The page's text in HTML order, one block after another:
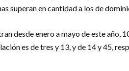
superan en cantidad a los de
desde enero a mayo de este año,
es de tres y 13, y de 14 y 45,